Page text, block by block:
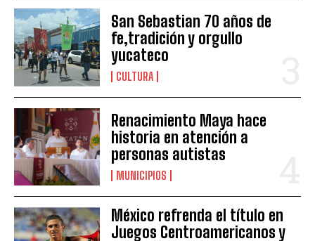
San Sebastian 70 años de
fe,tradición y orgullo
yucateco
CULTURA
Renacimiento Maya hace
historia en atención a
personas autistas
MUNICIPIOS
México refrenda el título en
Juegos Centroamericanos y